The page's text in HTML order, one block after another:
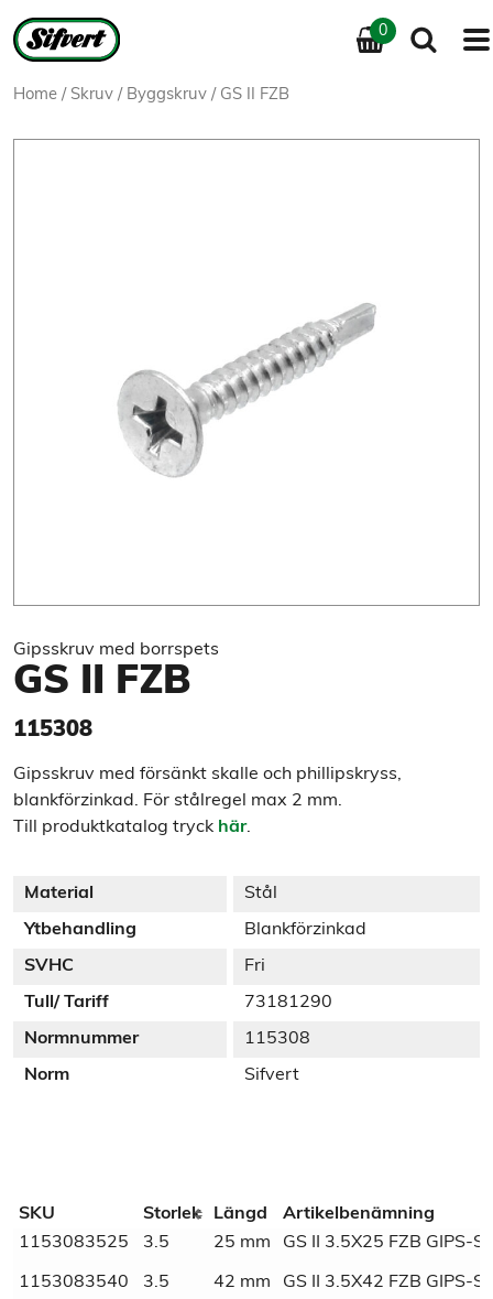
0
Home / Skruv / Byggskruv / GS II FZB
Gipsskruv med borrspets
GS II FZB
115308
Gipsskruv med försänkt skalle och phillipskryss,
blankförzinkad. För stålregel max 2 mm.
Till produktkatalog tryck här.
Material Stål
Ytbehandling Blankförzinkad
SVHC Fri
Tull/ Tariff 73181290
Normnummer 115308
Norm Sifvert
Dimensions N/A
SKU Storlek Längd
Artikelbenämning
1153083525
3.5 25 mm GS II 3.5X25 FZB GIPS-
1153083540 3.5 42 mm GS II 3.5X42 FZB GIPS-